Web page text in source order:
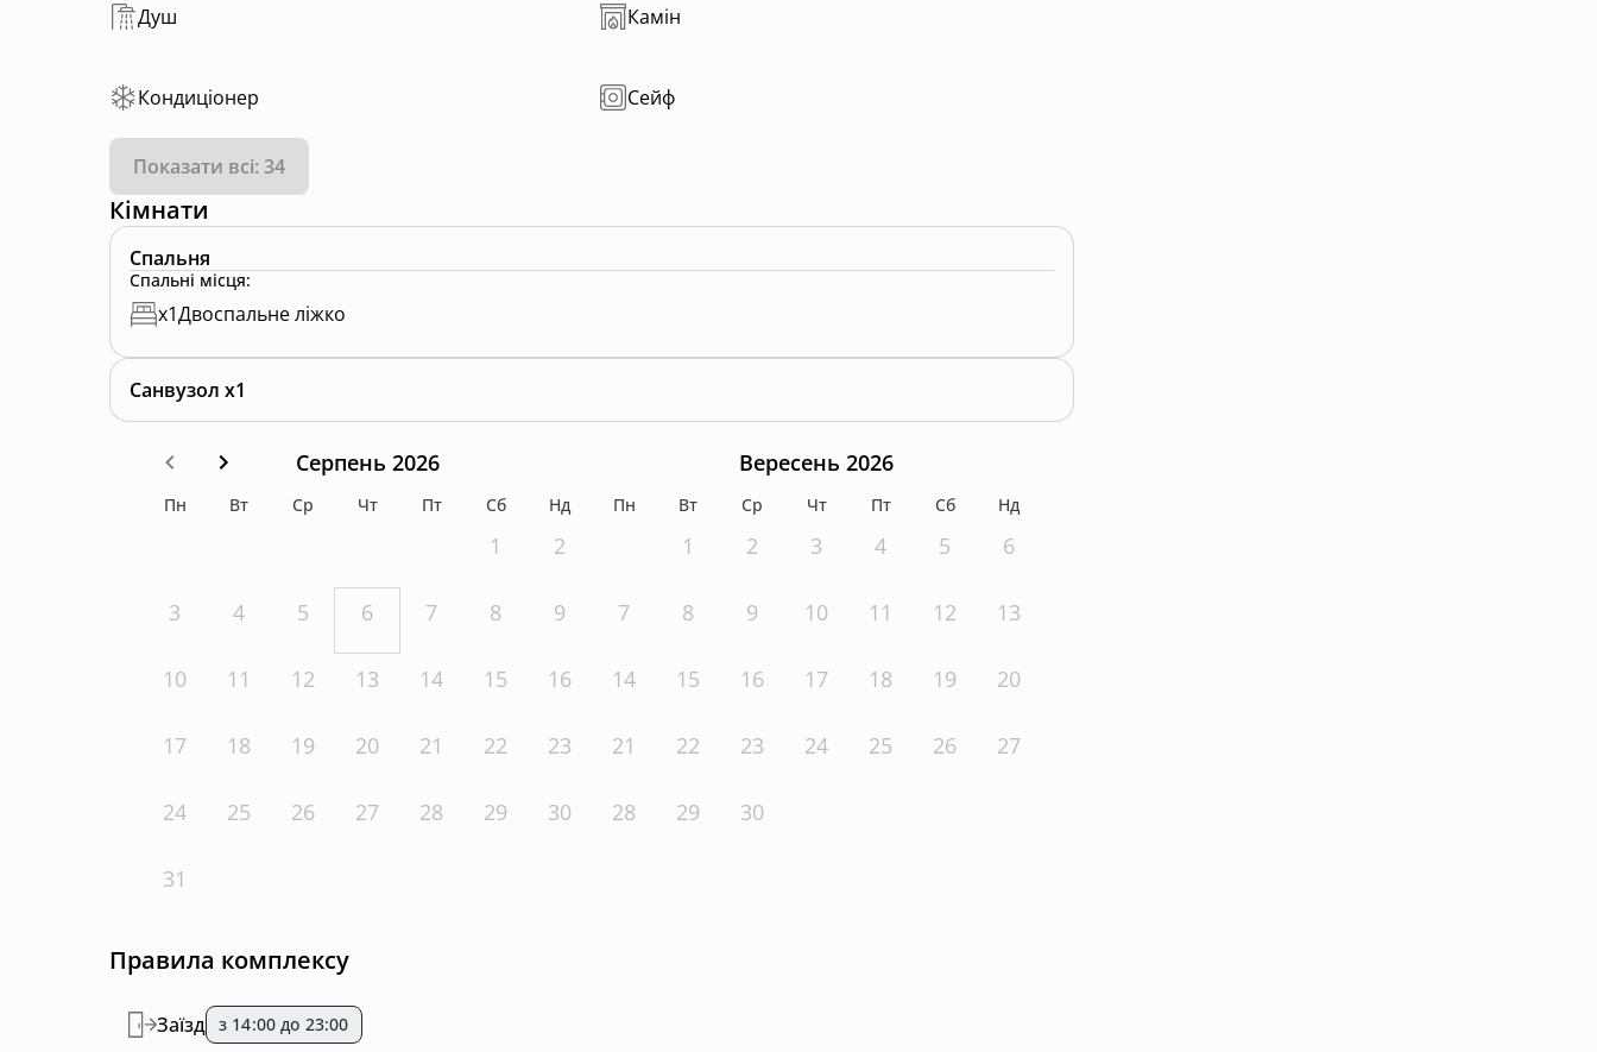
Душ Камін
Кондиціонер Сейф
Показати всі: 34
Кімнати
Спальня
Спальні місця:
x1Двоспальне ліжко
Санвузол x1
Серпень 2026
Пн Вт Ср Чт Пт Сб Нд
1 2
3 4 5 6 7 8 9
10 11 12 13 14 15 16
17 18 19 20 21 22 23
24 25 26 27 28 29 30
31
Вересень 2026
Пн Вт Ср Чт Пт Сб Нд
1 2 3 4 5 6
7 8 9 10 11 12 13
14 15 16 17 18 19 20
21 22 23 24 25 26 27
28 29 30
Правила комплексу
Заїзд з 14:00 до 23:00